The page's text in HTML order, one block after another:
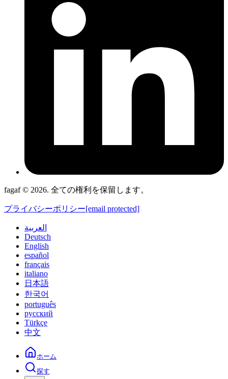
fagaf © 2026. 全ての権利を保留します。
プライバシーポリシー[email protected]
العربية
Deutsch
English
español
français
italiano
日本語
한국어
português
русский
Türkçe
中文
ホーム
探す